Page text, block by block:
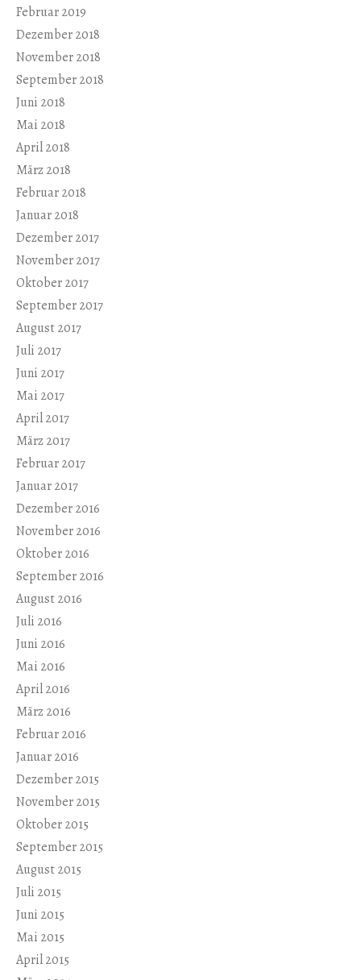
Februar 2019
Dezember 2018
November 2018
September 2018
Juni 2018
Mai 2018
April 2018
März 2018
Februar 2018
Januar 2018
Dezember 2017
November 2017
Oktober 2017
September 2017
August 2017
Juli 2017
Juni 2017
Mai 2017
April 2017
März 2017
Februar 2017
Januar 2017
Dezember 2016
November 2016
Oktober 2016
September 2016
August 2016
Juli 2016
Juni 2016
Mai 2016
April 2016
März 2016
Februar 2016
Januar 2016
Dezember 2015
November 2015
Oktober 2015
September 2015
August 2015
Juli 2015
Juni 2015
Mai 2015
April 2015